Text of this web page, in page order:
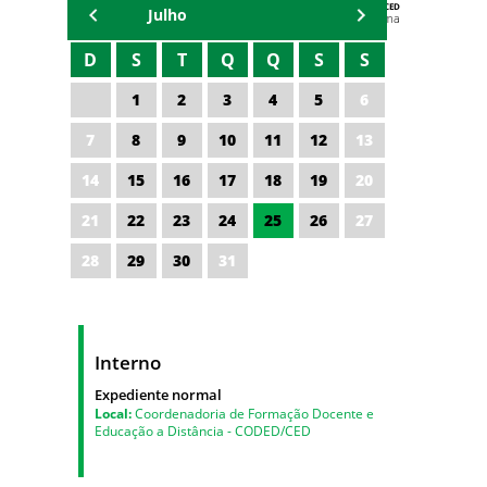
AGENDA DA CODED/CED
Vagna Lima
Julho
D S T Q Q S S
1 2 3 4 5
6
7
8 9 10 11 12
13
14
15 16 17 18 19
20
21
22 23 24 25 26
27
28
29 30 31
Interno
Expediente normal
Local:Coordenadoria de Formação Docente e
Educação a Distância - CODED/CED